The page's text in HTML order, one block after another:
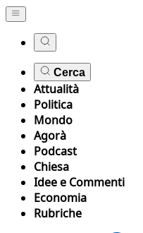
Cerca
Attualità
Politica
Mondo
Agorà
Podcast
Chiesa
Idee e Commenti
Economia
Rubriche